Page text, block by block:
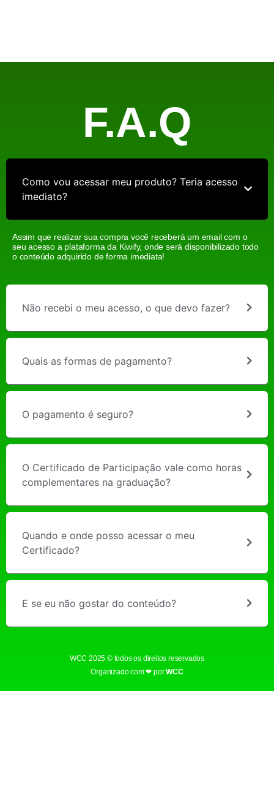
F.A.Q
Como vou acessar meu produto? Teria acesso
imediato?
Assim que realizar sua compra você receberá um email com o
seu acesso a plataforma da Kiwify, onde será disponibilizado todo
o conteúdo adquirido de forma imediata!
Não recebi o meu acesso, o que devo fazer?
Quais as formas de pagamento?
O pagamento é seguro?
O Certificado de Participação vale como horas
complementares na graduação?
Quando e onde posso acessar o meu
Certificado?
E se eu não gostar do conteúdo?
WCC 2025 © todos os direitos reservados
Organizado com ❤ porWCC